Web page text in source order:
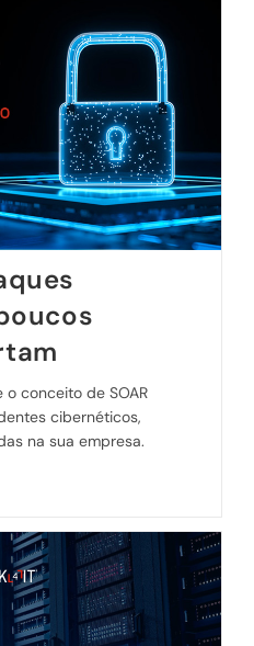
conceito de SOAR
cibernéticos,
na sua empresa.